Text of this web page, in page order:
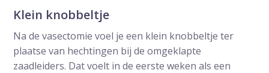
Klein knobbeltje
Na de vasectomie voel je een klein knobbeltje ter
plaatse van hechtingen bij de omgeklapte
zaadleiders. Dat voelt in de eerste weken als een